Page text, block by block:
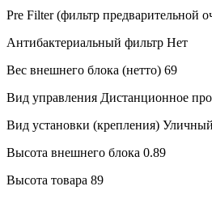
Pre Filter (фильтр предварительной
Антибактериальный фильтр Нет
Вес внешнего блока (нетто) 69
Вид управления Дистанционное
Вид установки (крепления)
Высота внешнего блока 0.89
Высота товара 89